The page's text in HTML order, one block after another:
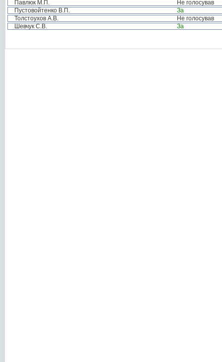
Павлюк М.П.
Не голосував
Пустовойтенко В.П.
За
Толстоухов А.В.
Не голосував
Шевчук С.В.
За